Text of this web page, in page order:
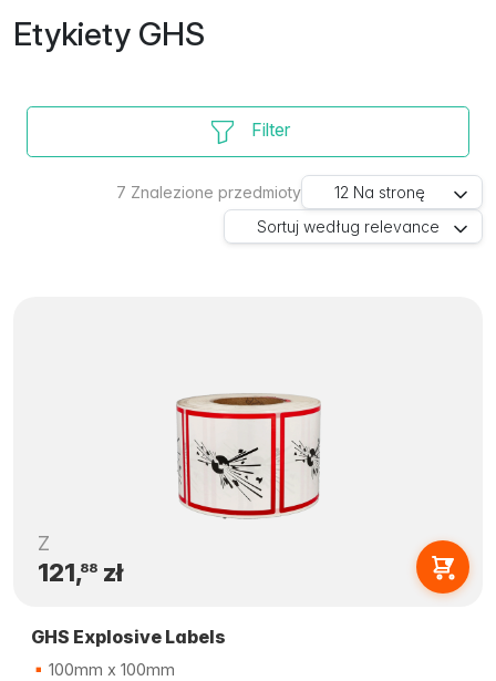
Etykiety GHS
Filter
7 Znalezione przedmioty 12 Na stronę
Sortuj według relevance
Z
121,88zł
GHS Explosive Labels
100mm x 100mm